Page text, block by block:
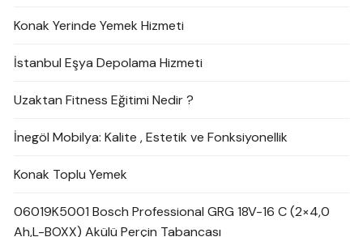
Konak Yerinde Yemek Hizmeti
İstanbul Eşya Depolama Hizmeti
Uzaktan Fitness Eğitimi Nedir ?
İnegöl Mobilya: Kalite , Estetik ve Fonksiyonellik
Konak Toplu Yemek
06019K5001 Bosch Professional GRG 18V-16 C (2×4,0
Ah,L-BOXX) Akülü Perçin Tabancası